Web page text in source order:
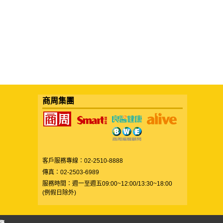
商周集團
客戶服務專線：02-2510-8888
傳真：02-2503-6989
服務時間：週一至週五09:00~12:00/13:30~18:00
(例假日除外)